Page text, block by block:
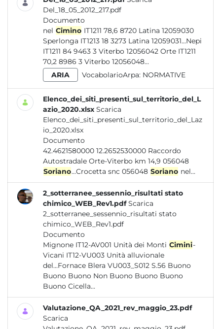
Del_18_05_2012_217.pdf
Documento
nel Cimino IT1211 78,6 8720 Latina 12059030
Sperlonga IT1213 18 3273 Latina 12059031...Nepi
IT1211 84 9463 3 Viterbo 12056042 Orte IT1211
70,2 8986 3 Viterbo 12056048...
ARIA
VocabolarioArpa: NORMATIVE
Elenco_dei_siti_presenti_sul_territorio_del_L
azio_2020.xlsx Scarica
Elenco_dei_siti_presenti_sul_territorio_del_Laz
io_2020.xlsx
Documento
42.4621580000 12.2652530000 Raccordo
Autostradale Orte-Viterbo km 14,9 056048
Soriano...Crocetta snc 056048 Soriano nel...
2_sotterranee_sessennio_risultati stato
chimico_WEB_Rev1.pdf Scarica
2_sotterranee_sessennio_risultati stato
chimico_WEB_Rev1.pdf
Documento
Mignone IT12-AV001 Unità dei Monti Cimini-
Vicani IT12-VU003 Unità alluvionale
del...Fornace Blera VU003_S012 S.56 Buono
Buono Buono Non Buono Buono Buono
Buono Cicella...
Valutazione_QA_2021_rev_maggio_23.pdf
Scarica